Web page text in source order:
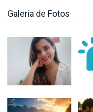
Galeria de Fotos